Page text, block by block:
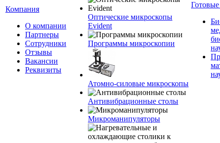
Компания
О компании
Партнеры
Сотрудники
Отзывы
Вакансии
Реквизиты
Оптические микроскопы
Evident
Программы микроскопии
Атомно-силовые микроскопы
Антивибрационные столы
Микроманипуляторы